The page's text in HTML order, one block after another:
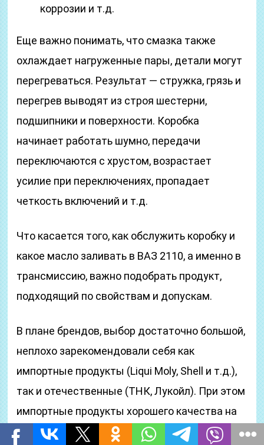
коррозии и т.д.
Еще важно понимать, что смазка также
охлаждает нагруженные пары, детали могут
перегреваться. Результат — стружка, грязь и
перегрев выводят из строя шестерни,
подшипники и поверхности. Коробка
начинает работать шумно, передачи
переключаются с хрустом, возрастает
усилие при переключениях, пропадает
четкость включений и т.д.
Что касается того, как обслужить коробку и
какое масло заливать в ВАЗ 2110, а именно в
трансмиссию, важно подобрать продукт,
подходящий по свойствам и допускам.
В плане брендов, выбор достаточно большой,
неплохо зарекомендовали себя как
импортные продукты (Liqui Moly, Shell и т.д.),
так и отечественные (ТНК, Лукойл). При этом
импортные продукты хорошего качества на
практике лучше себя проявляют (особенно в